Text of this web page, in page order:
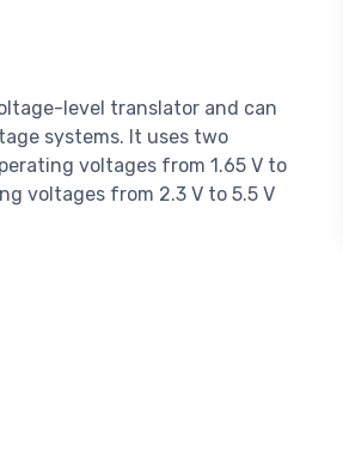
level translator and can
systems. It uses two
voltages from 1.65 V to
voltages from 2.3 V to 5.5 V